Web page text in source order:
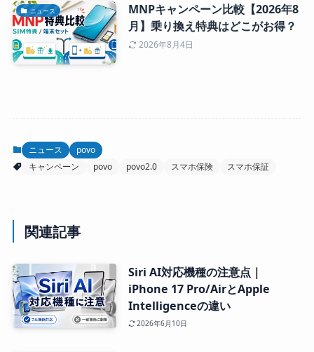
ニュース
MNPキャンペーン比較【2026年8
月】乗り換え特典はどこがお得？
2026年8月4日
ニュース
povo
キャンペーン
povo povo2.0 スマホ保険 スマホ保証
関連記事
Siri AI対応機種の注意点｜
iPhone 17 Pro/AirとApple
Intelligenceの違い
2026年6月10日